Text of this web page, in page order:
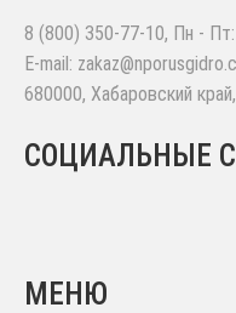
8 (800) 350-77-10, Пн -
E-mail:
680000, Хабаровский
СОЦИАЛЬНЫЕ
МЕНЮ